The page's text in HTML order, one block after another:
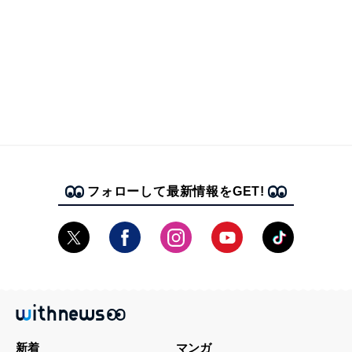
フォローして最新情報をGET!
新着 マンガ